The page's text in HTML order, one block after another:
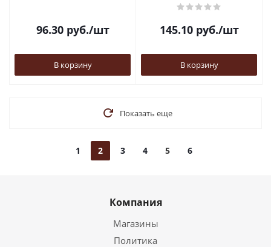
96.30руб./шт
В корзину
145.10руб./шт
В корзину
Показать еще
1 2 3 4 5 6
Компания
Магазины
Политика